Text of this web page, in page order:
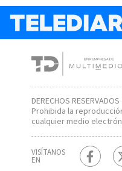
DERECHOS
Prohibida la
cualquier medio
VISÍTANOS
EN